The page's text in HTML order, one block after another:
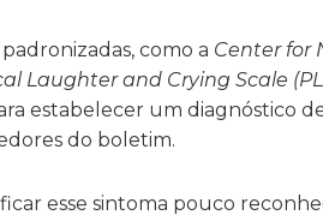
como a Center for
Laughter and Crying Scale
estabelecer um diagnóstico
do boletim.
esse sintoma pouco